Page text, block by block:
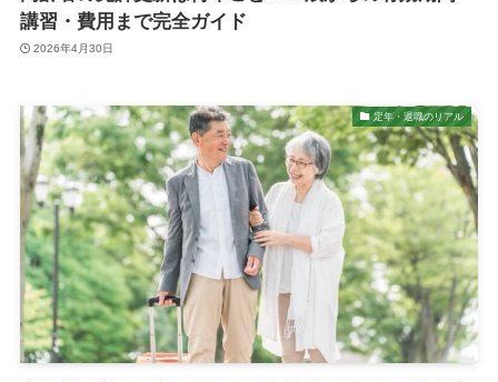
講習・費用まで完全ガイド
2026年4月30日
定年・退職のリアル